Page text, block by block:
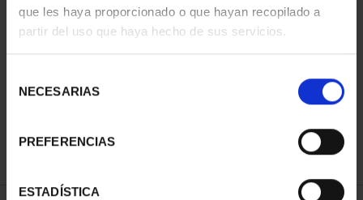
que les haya proporcionado o que hayan recopilado a
partir del uso que haya hecho de sus servicios.
NECESARIAS
PREFERENCIAS
ESTADÍSTICA
73,00 €